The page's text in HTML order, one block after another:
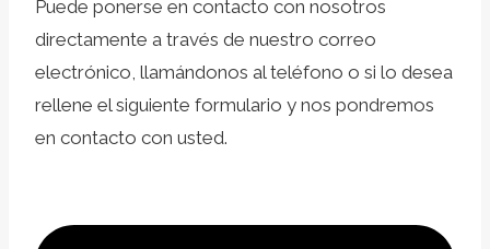
Puede ponerse en contacto con nosotros
directamente a través de nuestro correo
electrónico, llamándonos al teléfono o si lo desea
rellene el siguiente formulario y nos pondremos
en contacto con usted.